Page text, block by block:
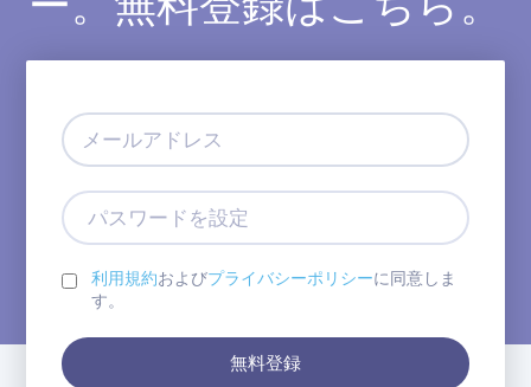
ア
レ
ス
ー
設
定
利用規約およびプライバシーポリシーに同意しま
す。
無料登録